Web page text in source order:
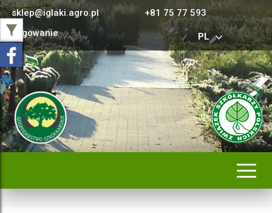
sklep@iglaki.agro.pl
+81 75 77 593
Logowanie
PL